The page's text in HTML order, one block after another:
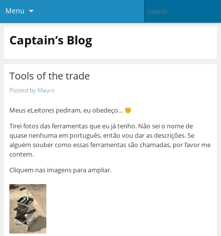
Menu
Captain’s Blog
Tools of the trade
Posted by Mauro
Meus eLeitores pediram, eu obedeço…
Tirei fotos das ferramentas que eu já tenho. Não sei o nome de
quase nenhuma em português, então vou dar as descrições. Se
alguém souber como essas ferramentas são chamadas, por favor me
contem.
Cliquem nas imagens para ampliar.